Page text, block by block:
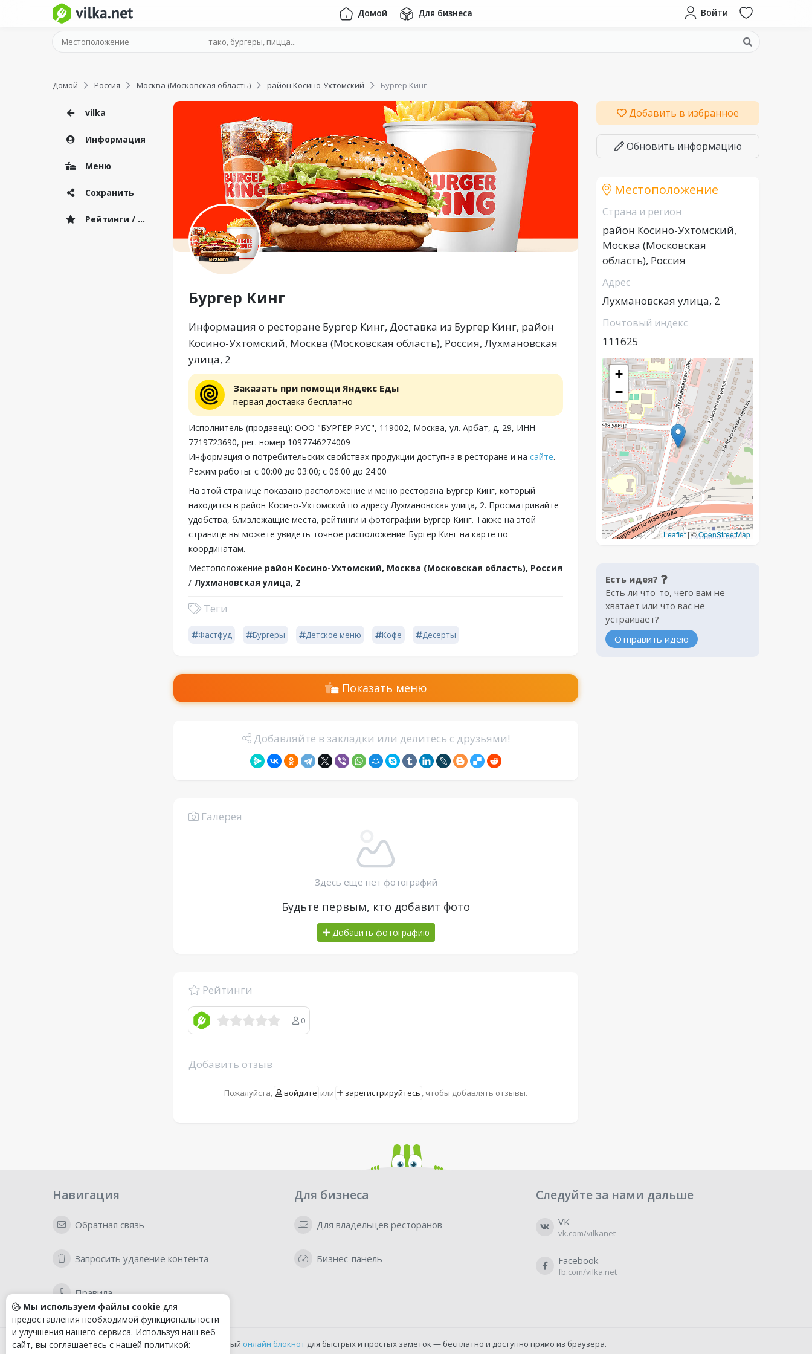
Домой Для бизнеса Войти
Домой Россия Москва (Московская область) район Косино-Ухтомский Бургер Кинг
vilka
Информация
Меню
Сохранить
Рейтинги / Отзывы
Бургер Кинг
Информация о ресторане Бургер Кинг, Доставка из Бургер Кинг, район
Косино-Ухтомский, Москва (Московская область), Россия, Лухмановская
улица, 2
Заказать при помощи Яндекс Еды
первая доставка бесплатно
Исполнитель (продавец): ООО "БУРГЕР РУС", 119002, Москва, ул. Арбат, д. 29, ИНН
7719723690, рег. номер 1097746274009
Информация о потребительских свойствах продукции доступна в ресторане и на сайте.
Режим работы: с 00:00 до 03:00; с 06:00 до 24:00
На этой странице показано расположение и меню ресторана Бургер Кинг, который
находится в район Косино-Ухтомский по адресу Лухмановская улица, 2. Просматривайте
удобства, близлежащие места, рейтинги и фотографии Бургер Кинг. Также на этой
странице вы можете увидеть точное расположение Бургер Кинг на карте по
координатам.
Местоположение район Косино-Ухтомский, Москва (Московская область), Россия
/ Лухмановская улица, 2
Теги
Фастфуд Бургеры Детское меню Кофе Десерты
Показать меню
Добавляйте в закладки или делитесь с друзьями!
Галерея
Здесь еще нет фотографий
Будьте первым, кто добавит фото
Добавить фотографию
Рейтинги
0
Добавить отзыв
Пожалуйста, войдите или зарегистрируйтесь , чтобы добавлять отзывы.
Добавить в избранное
Обновить информацию
Местоположение
Страна и регион
район Косино-Ухтомский,
Москва (Московская
область), Россия
Адрес
Лухмановская улица, 2
Почтовый индекс
111625
+
−
Leaflet|©OpenStreetMap
Есть идея?
Есть ли что-то, чего вам не
хватает или что вас не
устраивает?
Отправить идею
Навигация
Обратная связь
Запросить удаление контента
Правила
Для бизнеса
Для владельцев ресторанов
Бизнес-панель
Следуйте за нами дальше
VK
vk.com/vilkanet
Facebook
fb.com/vilka.net
Удобный онлайн блокнотдля быстрых и простых заметок — бесплатно и доступно прямо из браузера.
Мы используем файлы cookie для
предоставления необходимой функциональности
и улучшения нашего сервиса. Используя наш веб-
сайт, вы соглашаетесь с нашей политикой: